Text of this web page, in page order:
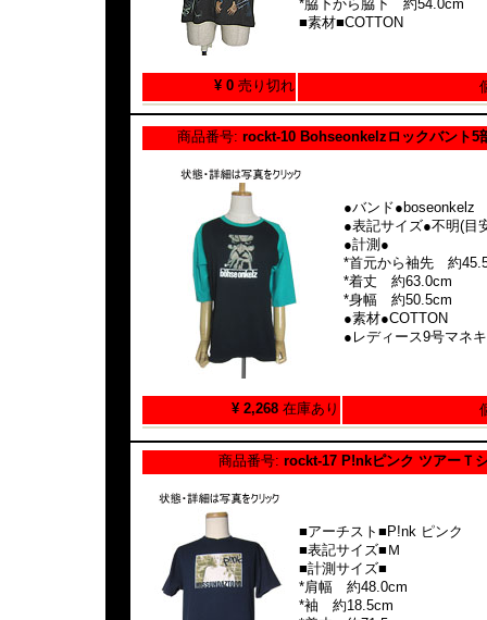
*脇下から脇下 約54.0cm
■素材■COTTON
¥ 0 売り切れ
商品番号: rockt-10 Bohseonkelzロックバント5
●バンド●boseonkelz
●表記サイズ●不明(目
●計測●
*首元から袖先 約
*着丈 約63.0cm
*身幅 約50.5cm
●素材●COTTON
●レディース9号マネ
¥ 2,268 在庫あり
商品番号: rockt-17 P!nkピンク ツアーＴ
■アーチスト■P!nk ピンク
■表記サイズ■Ｍ
■計測サイズ■
*肩幅 約48.0cm
*袖 約18.5cm